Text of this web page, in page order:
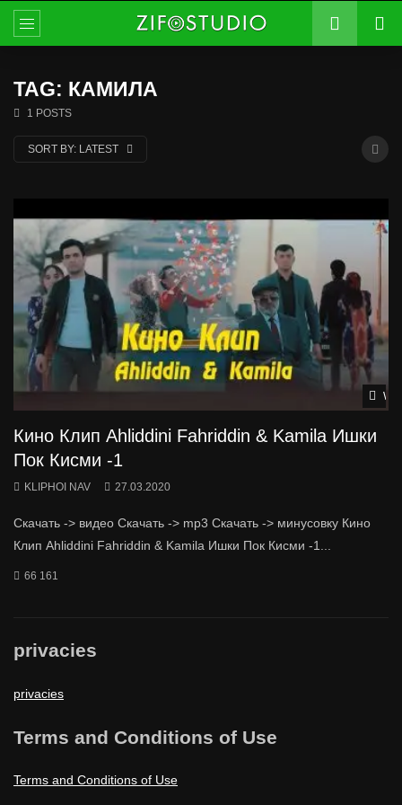
TAG: КАМИЛА
1 POSTS
SORT BY: LATEST
Кино Клип Ahliddini Fahriddin & Kamila Ишки
Пок Кисми -1
KLIPHOI NAV 27.03.2020
Скачать -> видео Скачать -> mp3 Скачать -> минусовку Кино
Клип Ahliddini Fahriddin & Kamila Ишки Пок Кисми -1...
66 161
privacies
privacies
Terms and Conditions of Use
Terms and Conditions of Use